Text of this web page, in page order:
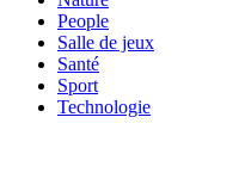
People
Salle de jeux
Santé
Sport
Technologie